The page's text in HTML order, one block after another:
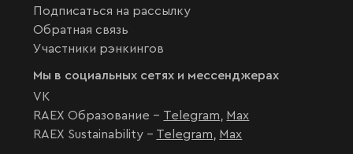
Подписаться на рассылку
Обратная связь
Участники рэнкингов
Мы в социальных сетях и мессенджерах
VK
RAEX Образование – Telegram
Max
RAEX Sustainability – Telegram Max